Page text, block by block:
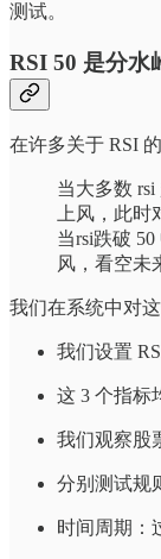
测试。
RSI 50 是分水
在许多关于 RSI
当大多数
上风，此
当rsi跌破
风，看空未
我们在系统中对
我们设置
这 3 个指标
我们观察股
分别测试规
时间周期：